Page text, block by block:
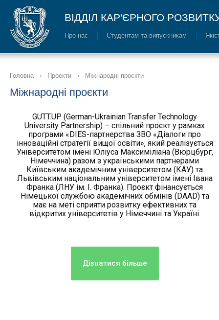
ВІДДІЛ КАР'ЄРНОГО
Про нас Cтудентам та випускникам
Головна › Проекти › Міжнародні проєкти
Міжнародні проєкти
GUTT.UP (German-Ukrainian Transfer Technology
University Partnership) – спільний проєкт у рамках
програми «DIES-партнерства ЗВО «Діалоги про
інноваційні стратегії вищої освіти», який реалізується
Університетом імені Юліуса Максиміліана (Вюрцбург,
Німеччина) разом з українськими партнерами
Київським академічним університетом (КАУ) та
Львівським національним університетом імені Івана
Франка (ЛНУ ім. І. Франка). Проєкт фінансується
Німецької службою академічних обмінів (DAAD) та
має на меті сприяти розвитку ефективних та
відкритих університетів у Німеччині та Україні.
Дізнатися більше